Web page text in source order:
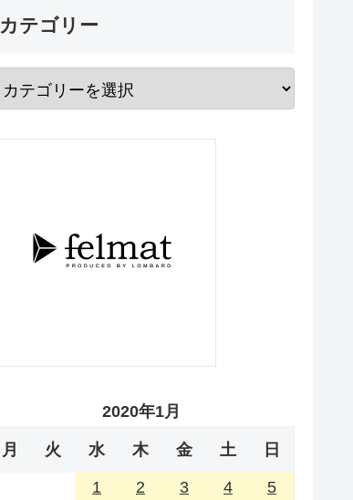
カテゴリー
2020年1月
月 火 水 木 金 土 日
1 2 3 4 5